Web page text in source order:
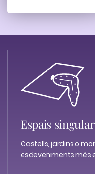
Experiències
i teambuilding
Vinculades al